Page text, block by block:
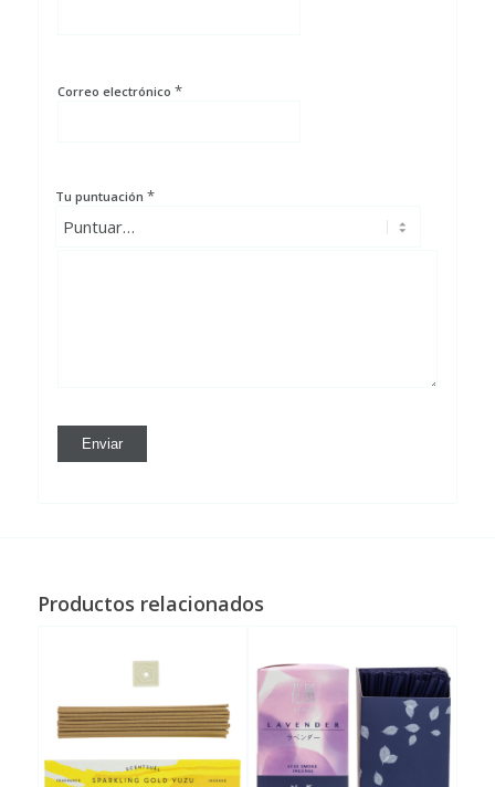
Correo electrónico *
Tu puntuación *
Productos relacionados